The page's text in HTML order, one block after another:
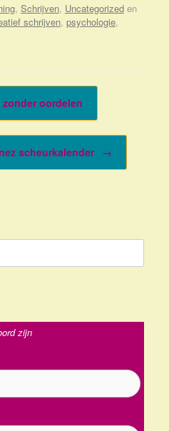
, Schrijven, Uncategorized en
schrijven, psychologie,
oordelen
scheurkalender →
zijn